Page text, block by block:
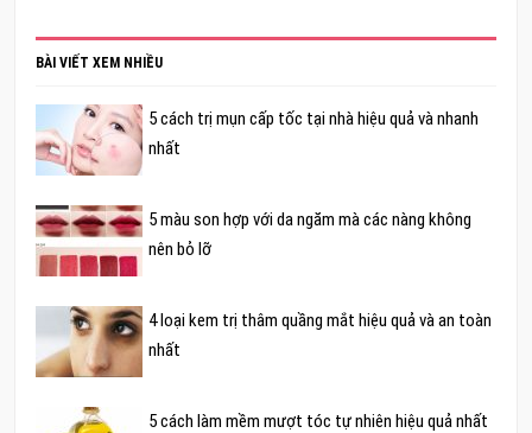
BÀI VIẾT XEM NHIỀU
5 cách trị mụn cấp tốc tại nhà hiệu quả và nhanh
nhất
5 màu son hợp với da ngăm mà các nàng không
nên bỏ lỡ
4 loại kem trị thâm quầng mắt hiệu quả và an toàn
nhất
5 cách làm mềm mượt tóc tự nhiên hiệu quả nhất